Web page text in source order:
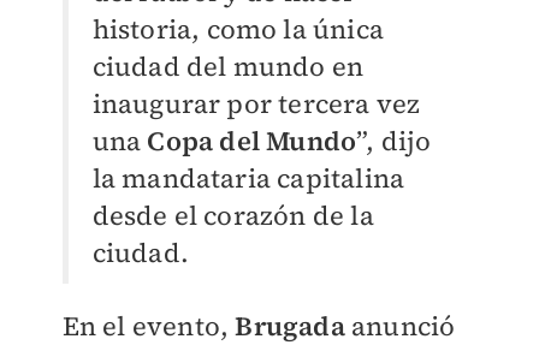
historia, como la única
ciudad del mundo en
inaugurar por tercera vez
una Copa del Mundo”, dijo
la mandataria capitalina
desde el corazón de la
ciudad.
En el evento,Brugada anunció